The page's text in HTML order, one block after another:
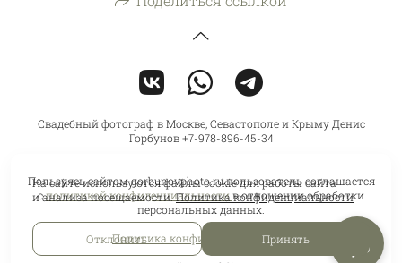
Свадебный фотограф в Москве, Севастополе и Крыму Денис
Горбунов +7-978-896-45-34
Пользуясь сайтом gorbunovphoto.ru пользователь соглашается
сполитикой конфиденциальностив отношении обработки
персональных данных.
Политика конфиденциальности
На сайте используются файлы cookie для работы сайта
и анализа посещаемости.Политика конфиденциальности
Отклонить Принять